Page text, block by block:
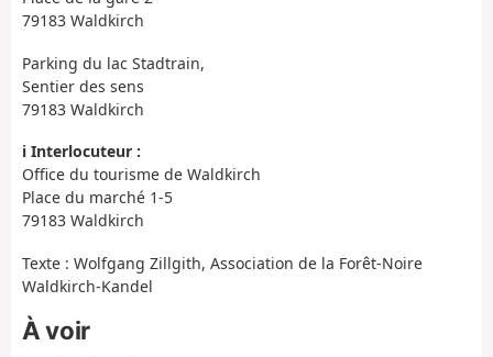
79183 Waldkirch
Parking du lac Stadtrain,
Sentier des sens
79183 Waldkirch
ℹ️ Interlocuteur :
Office du tourisme de Waldkirch
Place du marché 1-5
79183 Waldkirch
Texte : Wolfgang Zillgith, Association de la Forêt-Noire
Waldkirch-Kandel
À voir